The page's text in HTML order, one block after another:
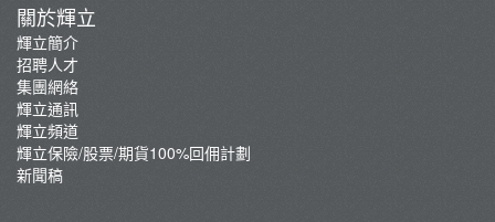
關於輝立
輝立簡介
招聘人才
集團網絡
輝立通訊
輝立頻道
輝立保險/股票/期貨100%回佣計劃
新聞稿